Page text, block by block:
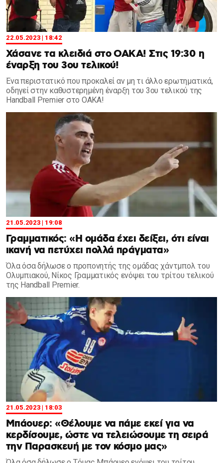
22.05.2023 | 18:42
Χάσανε τα κλειδιά στο ΟΑΚΑ! Στις 19:30 η
έναρξη του 3ου τελικού!
Ένα περιστατικό που προκαλεί αν μη τι άλλο ερωτηματικά,
οδηγεί στην καθυστερημένη έναρξη του 3ου τελικού της
Handball Premier στο ΟΑΚΑ!
21.05.2023 | 19:08
Γραμματικός: «Η ομάδα έχει δείξει, ότι είναι
ικανή να πετύχει πολλά πράγματα»
Όλα όσα δήλωσε ο προπονητής της ομάδας χάντμπολ του
Ολυμπιακού, Νίκος Γραμματικός ενόψει του τρίτου τελικού
της Handball Premier.
21.05.2023 | 18:03
Μπάουερ: «Θέλουμε να πάμε εκεί για να
κερδίσουμε, ώστε να τελειώσουμε τη σειρά
την Παρασκευή με τον κόσμο μας»